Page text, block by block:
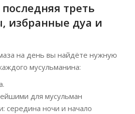
треть
избранные дуа и
на день вы найдёте нужную
мусульманина:
для мусульман
середина ночи и начало